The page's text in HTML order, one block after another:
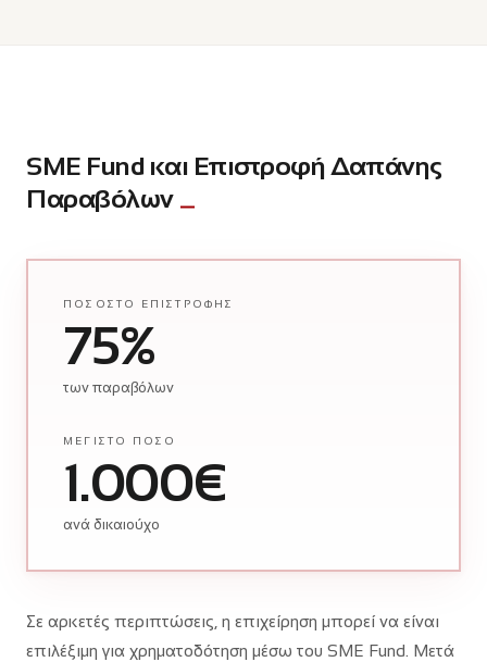
SME Fund και Επιστροφή Δαπάνης
Παραβόλων
ΠΟΣΟΣΤΌ ΕΠΙΣΤΡΟΦΉΣ
75%
των παραβόλων
ΜΈΓΙΣΤΟ ΠΟΣΌ
1.000€
ανά δικαιούχο
Σε αρκετές περιπτώσεις, η επιχείρηση μπορεί να είναι
επιλέξιμη για χρηματοδότηση μέσω του SME Fund. Μετά